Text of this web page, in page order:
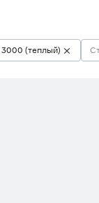
3000 (теплый)